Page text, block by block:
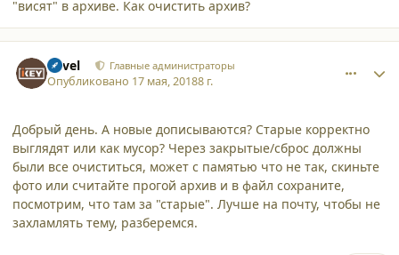
"висят" в архиве. Как очистить архив?
Pavel Главные администраторы
Опубликовано 17 мая, 20188 г.
Добрый день. А новые дописываются? Старые корректно
выглядят или как мусор? Через закрытые/сброс должны
были все очиститься, может с памятью что не так, скиньте
фото или считайте прогой архив и в файл сохраните,
посмотрим, что там за "старые". Лучше на почту, чтобы не
захламлять тему, разберемся.